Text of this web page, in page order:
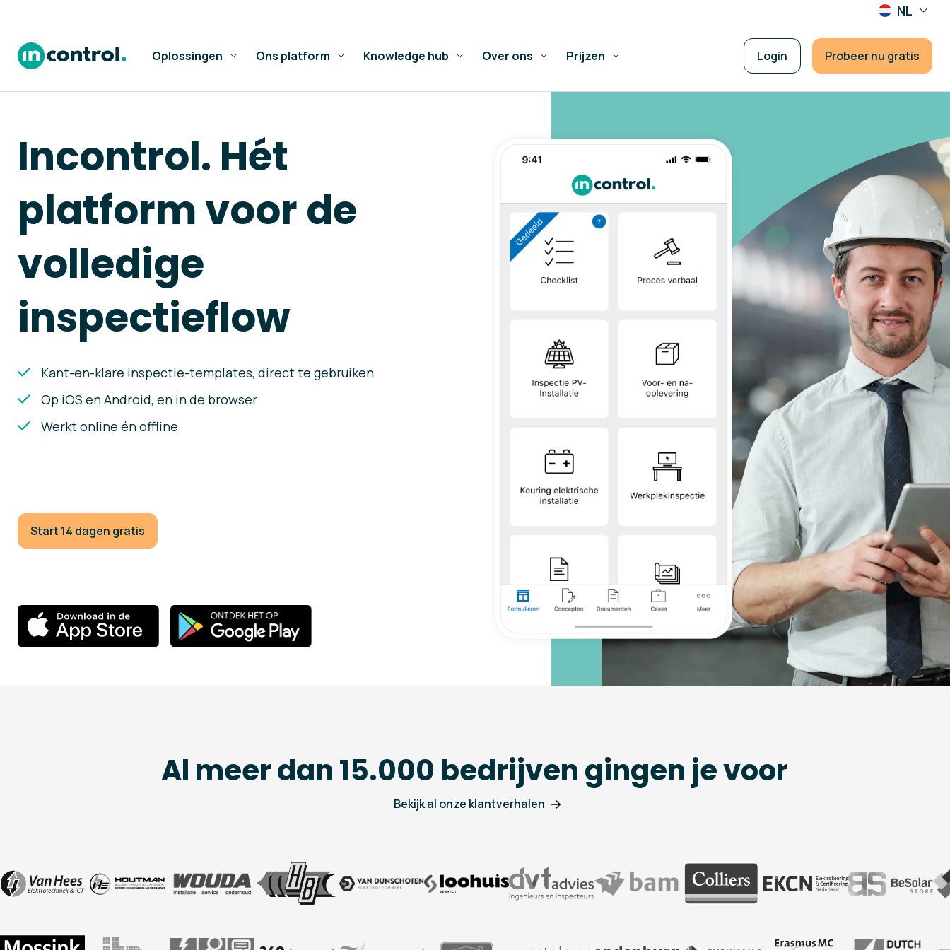
NL
Login Probeer nu gratis
Oplossingen Ons platform Knowledge hub Over ons Prijzen
Incontrol. Hét
platform voor de
volledige
inspectieflow
Kant-en-klare inspectie-templates, direct te gebruiken
Op iOS en Android, en in de browser
Werkt online én offline
Start 14 dagen gratis
Al meer dan 15.000 bedrijven gingen je voor
Bekijk al onze klantverhalen